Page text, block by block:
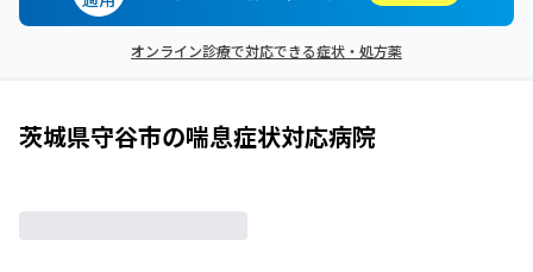
オンライン診療で対応できる症状・処方薬
茨城県守谷市の喘息症状対応病院